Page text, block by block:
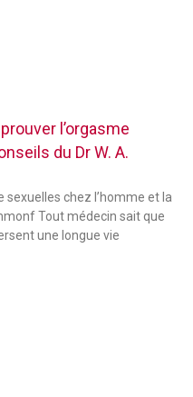
l’orgasme
du Dr W. A.
sexuelles chez l’homme et la
Tout médecin sait que
une longue vie